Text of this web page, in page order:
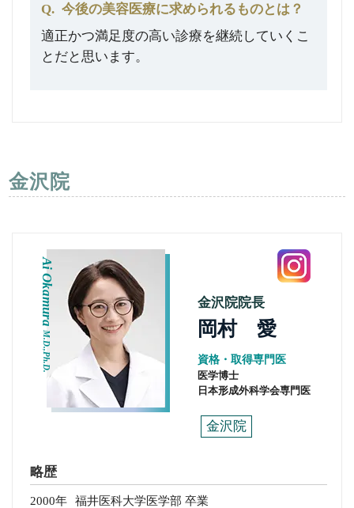
Q. 今後の美容医療に求められるものとは？
適正かつ満足度の高い診療を継続していくこ
とだと思います。
金沢院
Ai Okamura
M.D.,Ph.D.
金沢院院長
岡村 愛
資格・取得専門医
医学博士
日本形成外科学会専門医
金沢院
略歴
2000年
福井医科大学医学部 卒業